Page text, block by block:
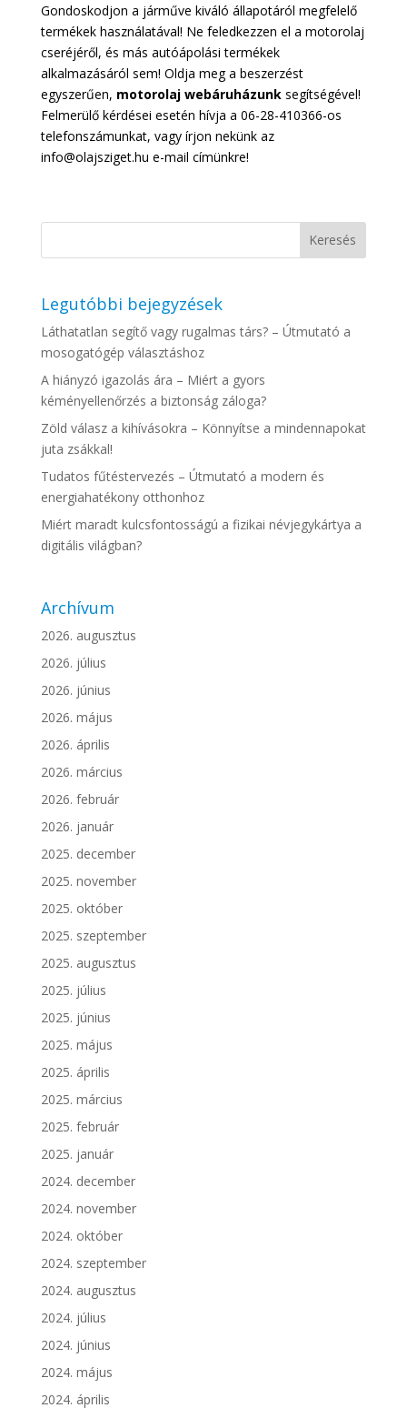
Gondoskodjon a járműve kiváló állapotáról megfelelő
termékek használatával! Ne feledkezzen el a motorolaj
cseréjéről, és más autóápolási termékek
alkalmazásáról sem! Oldja meg a beszerzést
egyszerűen, motorolaj webáruházunksegítségével!
Felmerülő kérdései esetén hívja a 06-28-410366-os
telefonszámunkat, vagy írjon nekünk az
info@olajsziget.hu e-mail címünkre!
Legutóbbi bejegyzések
Láthatatlan segítő vagy rugalmas társ? – Útmutató a
mosogatógép választáshoz
A hiányzó igazolás ára – Miért a gyors
kéményellenőrzés a biztonság záloga?
Zöld válasz a kihívásokra – Könnyítse a mindennapokat
juta zsákkal!
Tudatos fűtéstervezés – Útmutató a modern és
energiahatékony otthonhoz
Miért maradt kulcsfontosságú a fizikai névjegykártya a
digitális világban?
Archívum
2026. augusztus
2026. július
2026. június
2026. május
2026. április
2026. március
2026. február
2026. január
2025. december
2025. november
2025. október
2025. szeptember
2025. augusztus
2025. július
2025. június
2025. május
2025. április
2025. március
2025. február
2025. január
2024. december
2024. november
2024. október
2024. szeptember
2024. augusztus
2024. július
2024. június
2024. május
2024. április